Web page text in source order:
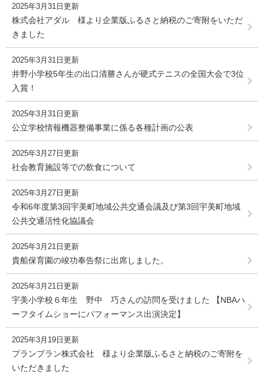
2025年3月31日更新
株式会社アダル 様より企業版ふるさと納税のご寄附をいただ
きました
2025年3月31日更新
井野小学校5年生の出口清勝さんが硬式テニスの全国大会で3位
入賞！
2025年3月31日更新
公立学校情報機器整備事業に係る各種計画の公表
2025年3月27日更新
社会教育施設等での飲食について
2025年3月27日更新
令和6年度第3回宇美町地域公共交通会議及び第3回宇美町地域
公共交通活性化協議会
2025年3月21日更新
貴船保育園の竣功奉告祭に出席しました。
2025年3月21日更新
宇美小学校６年生 野中 巧さんの訪問を受けました 【NBAハ
ーフタイムショーにパフォーマンス出演決定】
2025年3月19日更新
プランプラン株式会社 様より企業版ふるさと納税のご寄附を
いただきました